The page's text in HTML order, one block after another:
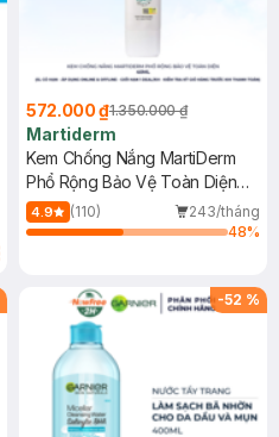
572.000 ₫1.350.000 ₫
Martiderm
Kem Chống Nắng MartiDerm
Phổ Rộng Bảo Vệ Toàn Diện
40ml
4.9 (110)
243/tháng
48%
-52 %